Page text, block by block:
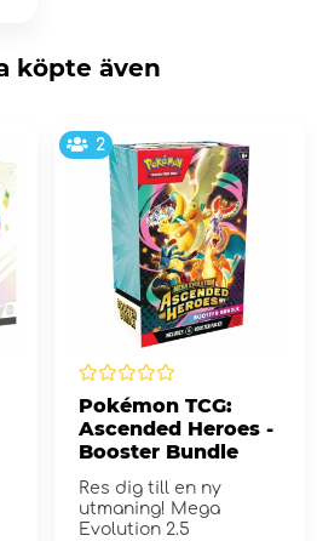
köpte även
2
Pokémon TCG:
Ascended Heroes -
Booster Bundle
Res dig till en ny
utmaning! Mega
Evolution 2.5